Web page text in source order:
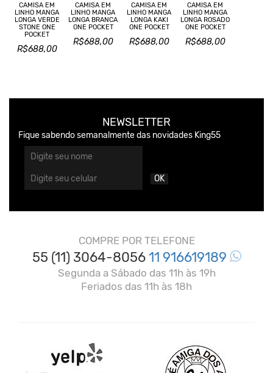
CAMISA EM
LINHO MANGA
LONGA VERDE
STONE ONE
POCKET
R$688,00
CAMISA EM
LINHO MANGA
LONGA BRANCA
ONE POCKET
R$688,00
CAMISA EM
LINHO MANGA
LONGA KAKI
ONE POCKET
R$688,00
CAMISA EM
LINHO MANGA
LONGA ROSADO
ONE POCKET
R$688,00
NEWSLETTER
Fique sabendo semanalmente das novidades King55
OK
COMPRE POR TELEFONE
55 (11) 3064-805611 916619189
Segunda a Sábado das 11h às 19h
Feriados das 11h às 18h